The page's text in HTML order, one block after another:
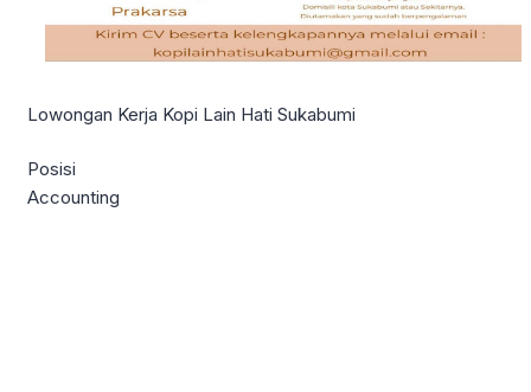
Lowongan Kerja Kopi Lain Hati Sukabumi
Posisi
Accounting